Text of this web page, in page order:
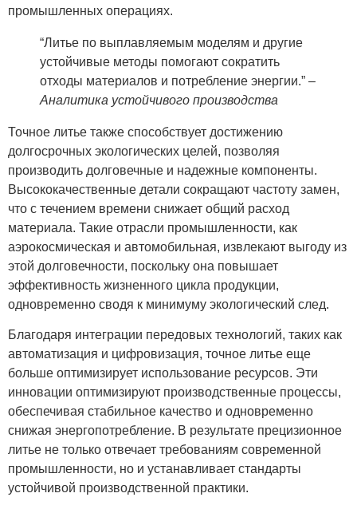
промышленных операциях.
“Литье по выплавляемым моделям и другие
устойчивые методы помогают сократить
отходы материалов и потребление энергии.” –
Аналитика устойчивого производства
Точное литье также способствует достижению
долгосрочных экологических целей, позволяя
производить долговечные и надежные компоненты.
Высококачественные детали сокращают частоту замен,
что с течением времени снижает общий расход
материала. Такие отрасли промышленности, как
аэрокосмическая и автомобильная, извлекают выгоду из
этой долговечности, поскольку она повышает
эффективность жизненного цикла продукции,
одновременно сводя к минимуму экологический след.
Благодаря интеграции передовых технологий, таких как
автоматизация и цифровизация, точное литье еще
больше оптимизирует использование ресурсов. Эти
инновации оптимизируют производственные процессы,
обеспечивая стабильное качество и одновременно
снижая энергопотребление. В результате прецизионное
литье не только отвечает требованиям современной
промышленности, но и устанавливает стандарты
устойчивой производственной практики.